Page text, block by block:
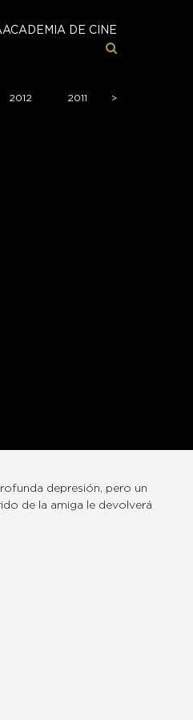
ACADEMIA DE CINE
2012 2011 >
>
depresión, pero un
de la amiga le devolverá